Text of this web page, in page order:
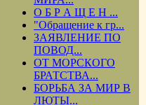
О Б Р А Щ Е Н ...
"Обращение к гр...
ЗАЯВЛЕНИЕ ПО
ПОВОД...
ОТ МОРСКОГО
БРАТСТВА...
БОРЬБА ЗА МИР В
ЛЮТЫ...